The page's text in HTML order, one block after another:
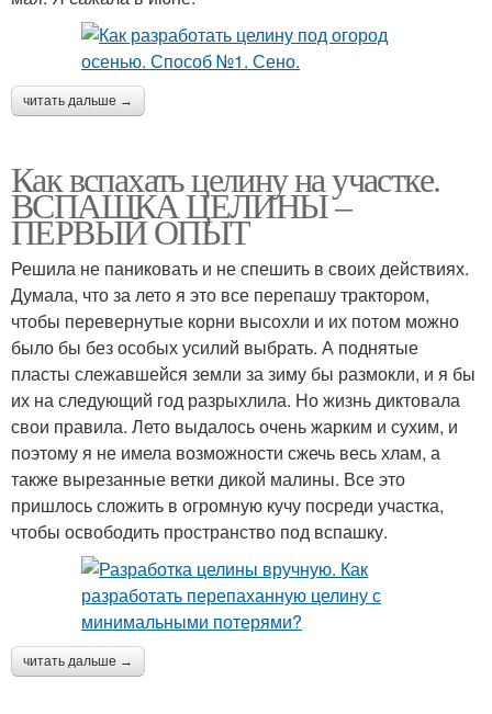
читать дальше →
Как вспахать целину на участке.
ВСПАШКА ЦЕЛИНЫ –
ПЕРВЫЙ ОПЫТ
Решила не паниковать и не спешить в своих действиях.
Думала, что за лето я это все перепашу трактором,
чтобы перевернутые корни высохли и их потом можно
было бы без особых усилий выбрать. А поднятые
пласты слежавшейся земли за зиму бы размокли, и я бы
их на следующий год разрыхлила. Но жизнь диктовала
свои правила. Лето выдалось очень жарким и сухим, и
поэтому я не имела возможности сжечь весь хлам, а
также вырезанные ветки дикой малины. Все это
пришлось сложить в огромную кучу посреди участка,
чтобы освободить пространство под вспашку.
читать дальше →